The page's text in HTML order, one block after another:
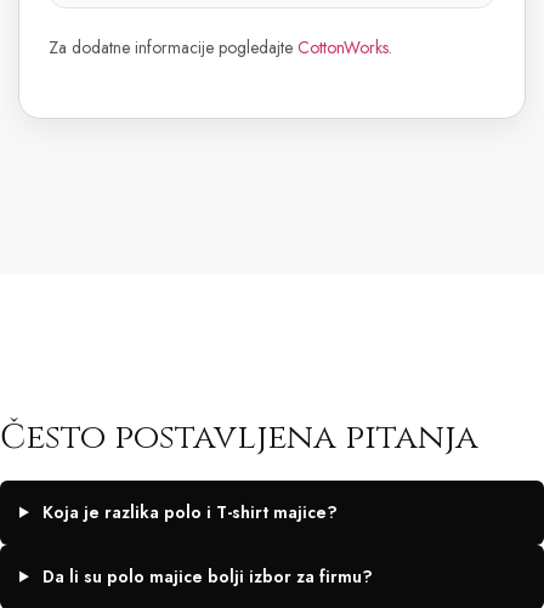
Za dodatne informacije pogledajte CottonWorks.
Često postavljena pitanja
Koja je razlika polo i T-shirt majice?
Da li su polo majice bolji izbor za firmu?